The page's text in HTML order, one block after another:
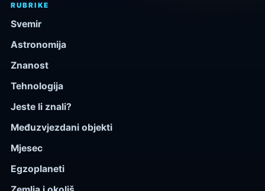
RUBRIKE
Svemir
Astronomija
Znanost
Tehnologija
Jeste li znali?
Međuzvjezdani objekti
Mjesec
Egzoplaneti